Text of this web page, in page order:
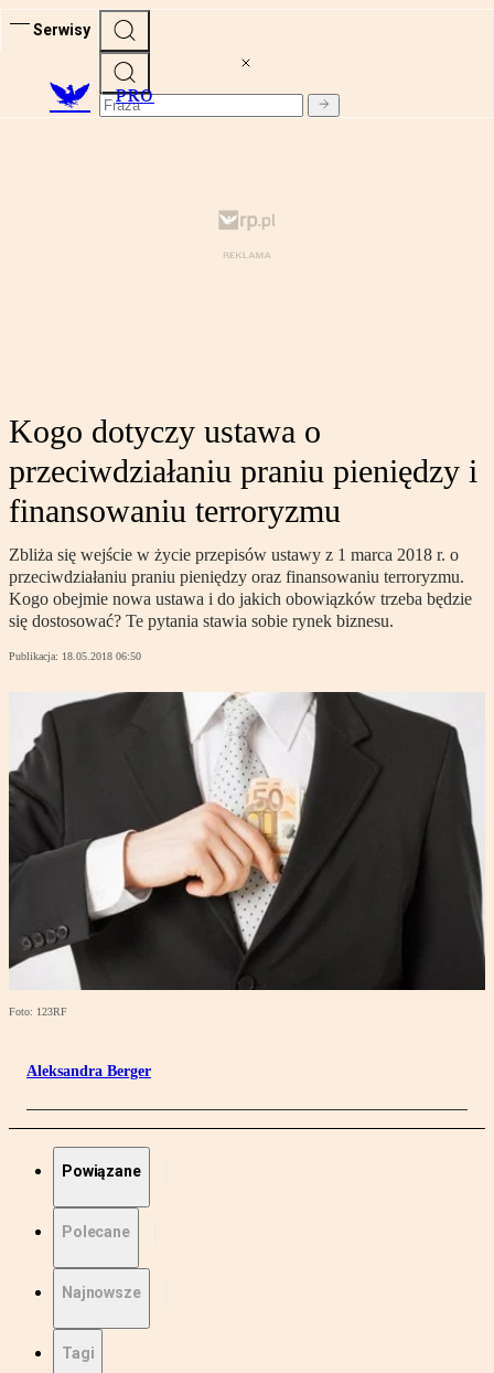
Serwisy
PRO
Kogo dotyczy ustawa o
przeciwdziałaniu praniu pieniędzy i
finansowaniu terroryzmu
Zbliża się wejście w życie przepisów ustawy z 1 marca 2018 r. o
przeciwdziałaniu praniu pieniędzy oraz finansowaniu terroryzmu.
Kogo obejmie nowa ustawa i do jakich obowiązków trzeba będzie
się dostosować? Te pytania stawia sobie rynek biznesu.
Publikacja: 18.05.2018 06:50
Foto: 123RF
Aleksandra Berger
Powiązane
Polecane
Najnowsze
Tagi